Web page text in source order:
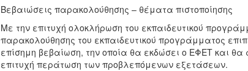
Βεβαιώσεις παρακολούθησης – θέματα πιστοποίησης
Με την επιτυχή ολοκλήρωση του εκπαιδευτικού
παρακολούθησης του εκπαιδευτικού προγράμματος
επίσημη βεβαίωση, την οποία θα εκδώσει ο ΕΦΕΤ και θα
επιτυχή περάτωση των προβλεπόμενων εξετάσεων.